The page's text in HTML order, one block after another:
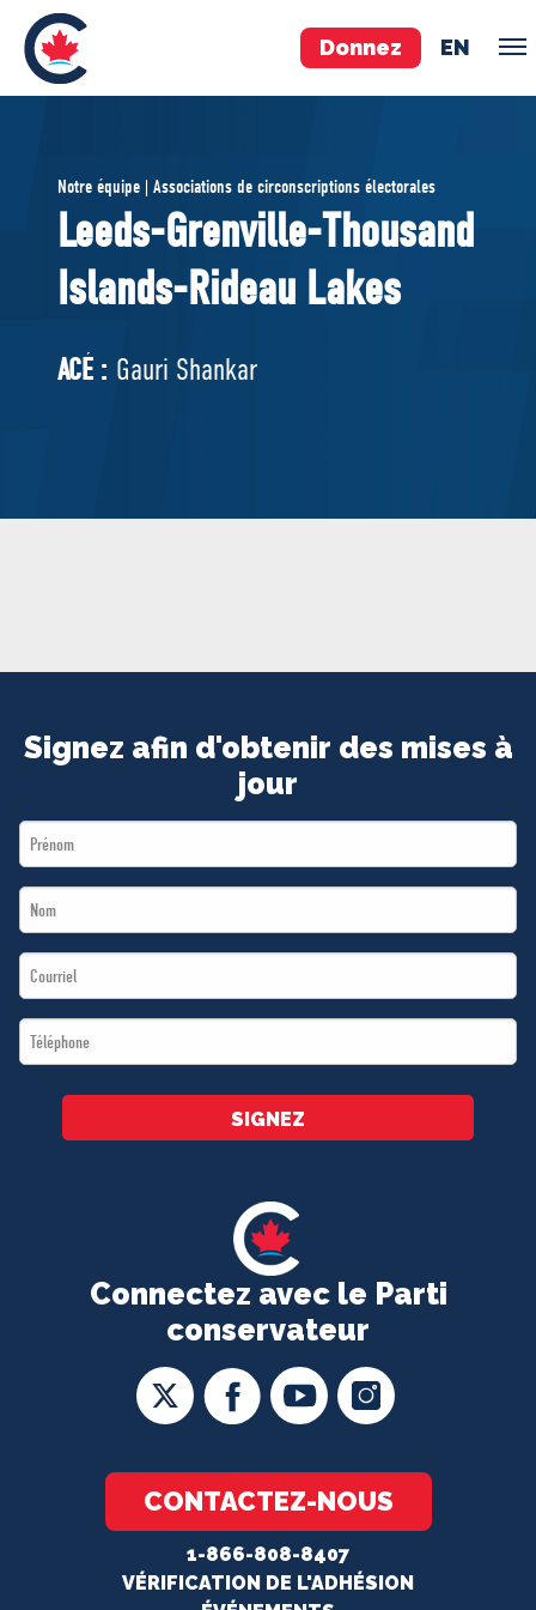
Donnez EN
ÉQUIPE
Pierre Poilievre
Vos députés conservateurs
Cabinet fantôme
ACÉ
BOUTIQUE
Notre équipe | Associations de circonscriptions électorales
Leeds-Grenville-Thousand
Islands-Rideau Lakes
ACÉ : Gauri Shankar
Connectez avec le Parti
conservateur
CONTACTEZ-NOUS
1-866-808-8407
VÉRIFICATION DE L'ADHÉSION
Signez afin d'obtenir des mises à
jour
First
Name
Last
Name
Email
*
Téléphone
*
SIGNEZ